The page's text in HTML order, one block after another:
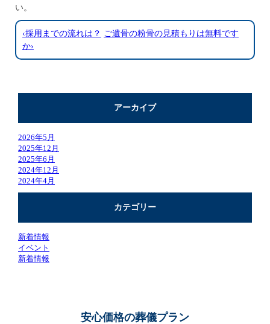
い。
‹採用までの流れは？ ご遺骨の粉骨の見積もりは無料です
か›
アーカイブ
2026年5月
2025年12月
2025年6月
2024年12月
2024年4月
カテゴリー
新着情報
イベント
新着情報
安心価格の葬儀プラン